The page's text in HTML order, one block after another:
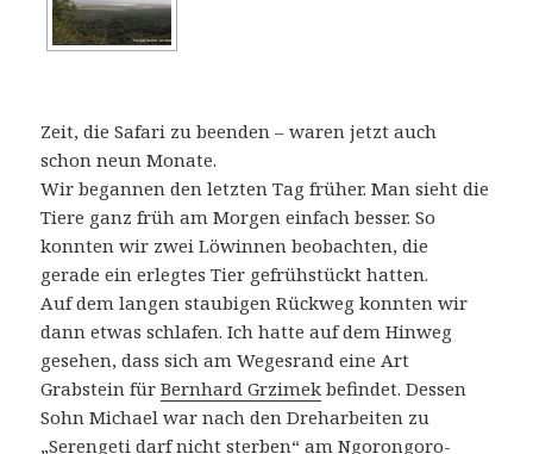
Zeit, die Safari zu beenden – waren jetzt auch
schon neun Monate.
Wir begannen den letzten Tag früher. Man sieht die
Tiere ganz früh am Morgen einfach besser. So
konnten wir zwei Löwinnen beobachten, die
gerade ein erlegtes Tier gefrühstückt hatten.
Auf dem langen staubigen Rückweg konnten wir
dann etwas schlafen. Ich hatte auf dem Hinweg
gesehen, dass sich am Wegesrand eine Art
Grabstein fürBernhard Grzimek befindet. Dessen
Sohn Michael war nach den Dreharbeiten zu
„Serengeti darf nicht sterben“ am Ngorongoro-